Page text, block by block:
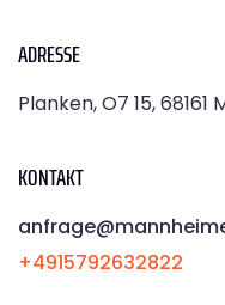
ADRESSE
Planken, O7 15, 68161
KONTAKT
+4915792632822